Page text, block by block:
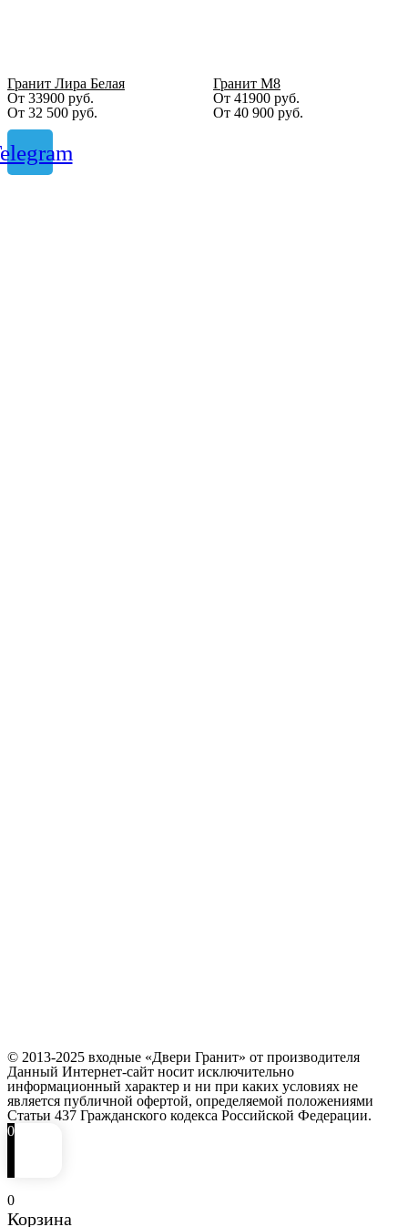
Гранит Лира Белая
От 33900 руб.
От 32 500 руб.
Гранит М8
От 41900 руб.
От 40 900 руб.
© 2013-2025 входные «Двери Гранит» от производителя
Данный Интернет-сайт носит исключительно
информационный характер и ни при каких условиях не
является публичной офертой, определяемой положениями
Статьи 437 Гражданского кодекса Российской Федерации.
0
0
Корзина